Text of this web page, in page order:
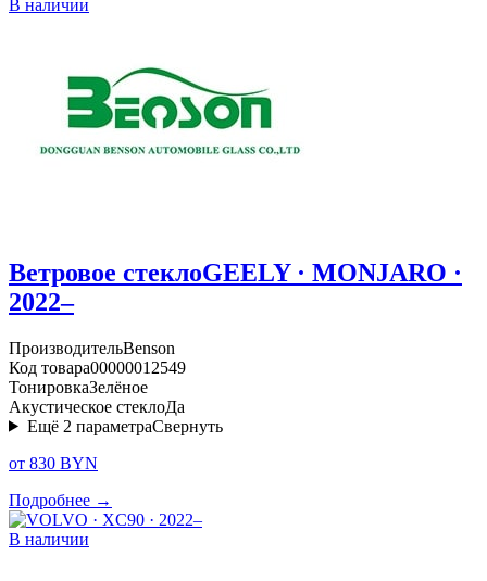
В наличии
Ветровое стеклоGEELY · MONJARO ·
2022–
ПроизводительBenson
Код товара00000012549
ТонировкаЗелёное
Акустическое стеклоДа
Ещё 2 параметраСвернуть
от 830 BYN
Подробнее →
В наличии